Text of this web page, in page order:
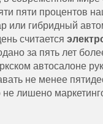
пяти процентов
или гибридный
считается
за пять лет
автосалоне
не менее
лишено